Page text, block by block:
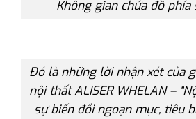
Không gian chứa đồ phía
Đó là những lời nhận xét của
nội thất ALISER WHELAN –
sự biến đổi ngoạn mục, tiêu